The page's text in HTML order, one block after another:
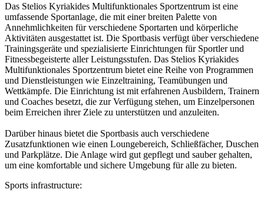
Das Stelios Kyriakides Multifunktionales Sportzentrum ist eine
umfassende Sportanlage, die mit einer breiten Palette von
Annehmlichkeiten für verschiedene Sportarten und körperliche
Aktivitäten ausgestattet ist. Die Sportbasis verfügt über verschiedene
Trainingsgeräte und spezialisierte Einrichtungen für Sportler und
Fitnessbegeisterte aller Leistungsstufen. Das Stelios Kyriakides
Multifunktionales Sportzentrum bietet eine Reihe von Programmen
und Dienstleistungen wie Einzeltraining, Teamübungen und
Wettkämpfe. Die Einrichtung ist mit erfahrenen Ausbildern, Trainern
und Coaches besetzt, die zur Verfügung stehen, um Einzelpersonen
beim Erreichen ihrer Ziele zu unterstützen und anzuleiten.
Darüber hinaus bietet die Sportbasis auch verschiedene
Zusatzfunktionen wie einen Loungebereich, Schließfächer, Duschen
und Parkplätze. Die Anlage wird gut gepflegt und sauber gehalten,
um eine komfortable und sichere Umgebung für alle zu bieten.
Sports infrastructure: